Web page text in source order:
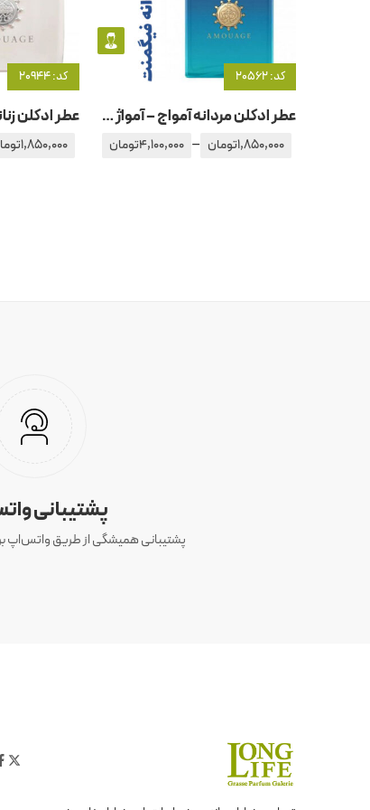
کد: 20562
عطر ادکلن مردانه آمواج – آمواژ فیگمنت
1,850,000تومان –
4,100,000تومان
کد: 20944
1,850,000
پشتیبانی
پشتیبانی همیشگی از طریق واتس‌اپ